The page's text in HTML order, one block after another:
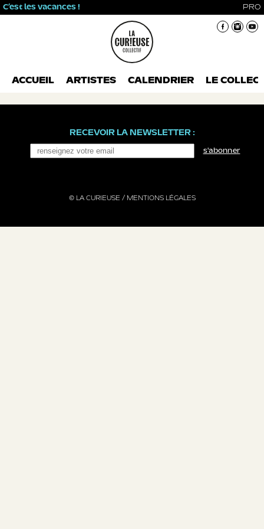
C’est les vacances ! PRO
ACCUEIL ARTISTES CALENDRIER LE
RECEVOIR LA NEWSLETTER :
s'abonner
© LA CURIEUSE / MENTIONS LÉGALES